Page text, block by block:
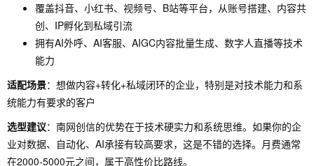
覆盖抖音、小红书、视频号、B站等平台，从账号搭建、内容共
创、IP孵化到私域引流
拥有AI外呼、AI客服、AIGC内容批量生成、数字人直播等技术
能力
适配场景：想做内容+转化+私域闭环的企业，特别是对技术能力和系
统能力有要求的客户
选型建议：南网创信的优势在于技术硬实力和系统思维。如果你的企
业对数据、自动化、AI承接有较高要求，这是不错的选择。月费通常
在2000-5000元之间，属于高性价比路线。